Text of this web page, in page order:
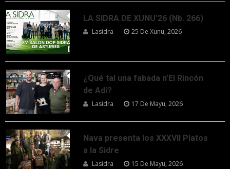
LA SIDRA DE XUNU’26 (Nb. 266)
Lasidra 25 De Xunu, 2026
¿Qué tal una fabada n’El Rincón
de Adi?
Lasidra 17 De Mayu, 2026
Nava presenta los XXXVII Platos
a la Sidre
Lasidra 15 De Mayu, 2026